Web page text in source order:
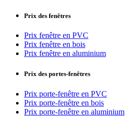
Prix des fenêtres
Prix fenêtre en PVC
Prix fenêtre en bois
Prix fenêtre en aluminium
Prix des portes-fenêtres
Prix porte-fenêtre en PVC
Prix porte-fenêtre en bois
Prix porte-fenêtre en aluminium